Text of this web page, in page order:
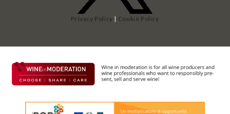
Privacy Policy | Cookie Policy